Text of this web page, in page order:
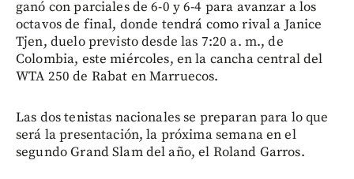
ganó con parciales de 6-0 y 6-4 para avanzar a los
octavos de final, donde tendrá como rival a Janice
Tjen, duelo previsto desde las 7:20 a. m., de
Colombia, este miércoles, en la cancha central del
WTA 250 de Rabat en Marruecos.
Las dos tenistas nacionales se preparan para lo que
será la presentación, la próxima semana en el
segundo Grand Slam del año, el Roland Garros.